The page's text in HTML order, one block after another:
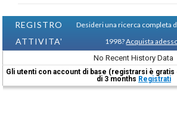
REGISTRO
ATTIVITA'
Desideri una ricerca completa
1998?Acquista
No Recent History Data
Gli utenti con account di base (registrarsi è
di 3 months Registrati